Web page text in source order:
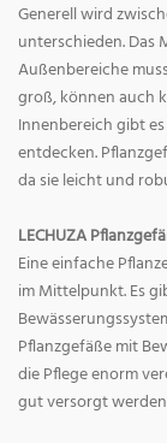
Generell wird
unterschieden. Das
Außenbereiche
groß, können auch
Innenbereich gibt
entdecken.
da sie leicht und
LECHUZA
Eine einfache
im Mittelpunkt. Es
Pflanzgefäße mit
die Pflege enorm
gut versorgt